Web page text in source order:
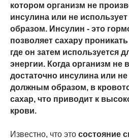
котором организм не
инсулина или не
образом. Инсулин - это
позволяет сахару
где он затем используется
энергии. Когда организм не
достаточно инсулина или не
должным образом, в
сахар, что приводит к
крови.
Известно, что это состояние